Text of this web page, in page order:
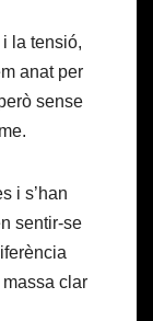
la tensió,
anat per
sense
i s’han
sentir-se
clar